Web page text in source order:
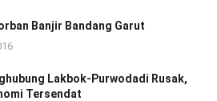
Banjir Bandang Garut
Lakbok-Purwodadi Rusak,
Tersendat